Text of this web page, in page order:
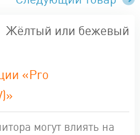
Жёлтый или бежевый
«Pro
могут влиять на